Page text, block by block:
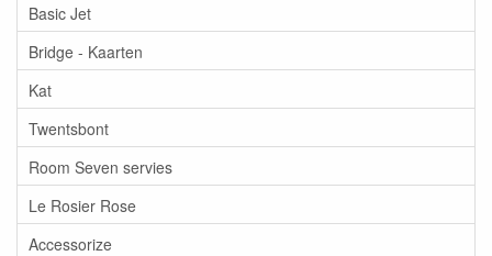
Basic Jet
Bridge - Kaarten
Kat
Twentsbont
Room Seven servies
Le Rosier Rose
Accessorize